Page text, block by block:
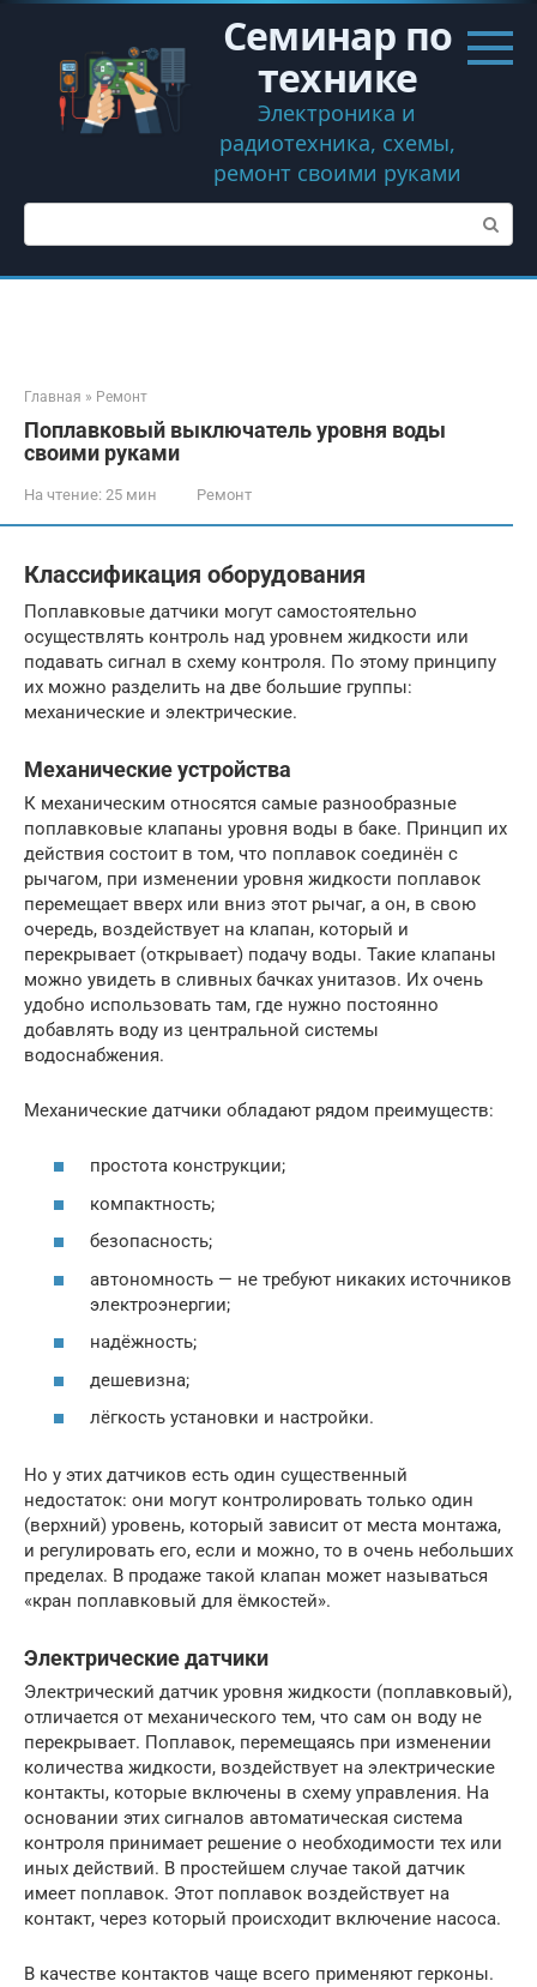
Перейти
контенту
Семинар по
технике
Электроника и
радиотехника, схемы,
ремонт своими руками
Поиск:
Главная » Ремонт
Поплавковый выключатель уровня воды
своими руками
На чтение: 25 мин Ремонт
Классификация оборудования
Поплавковые датчики могут самостоятельно
осуществлять контроль над уровнем жидкости или
подавать сигнал в схему контроля. По этому принципу
их можно разделить на две большие группы:
механические и электрические.
Механические устройства
К механическим относятся самые разнообразные
поплавковые клапаны уровня воды в баке. Принцип их
действия состоит в том, что поплавок соединён с
рычагом, при изменении уровня жидкости поплавок
перемещает вверх или вниз этот рычаг, а он, в свою
очередь, воздействует на клапан, который и
перекрывает (открывает) подачу воды. Такие клапаны
можно увидеть в сливных бачках унитазов. Их очень
удобно использовать там, где нужно постоянно
добавлять воду из центральной системы
водоснабжения.
Механические датчики обладают рядом преимуществ:
простота конструкции;
компактность;
безопасность;
автономность — не требуют никаких источников
электроэнергии;
надёжность;
дешевизна;
лёгкость установки и настройки.
Но у этих датчиков есть один существенный
недостаток: они могут контролировать только один
(верхний) уровень, который зависит от места монтажа,
и регулировать его, если и можно, то в очень небольших
пределах. В продаже такой клапан может называться
«кран поплавковый для ёмкостей».
Электрические датчики
Электрический датчик уровня жидкости (поплавковый),
отличается от механического тем, что сам он воду не
перекрывает. Поплавок, перемещаясь при изменении
количества жидкости, воздействует на электрические
контакты, которые включены в схему управления. На
основании этих сигналов автоматическая система
контроля принимает решение о необходимости тех или
иных действий. В простейшем случае такой датчик
имеет поплавок. Этот поплавок воздействует на
контакт, через который происходит включение насоса.
В качестве контактов чаще всего применяют герконы.